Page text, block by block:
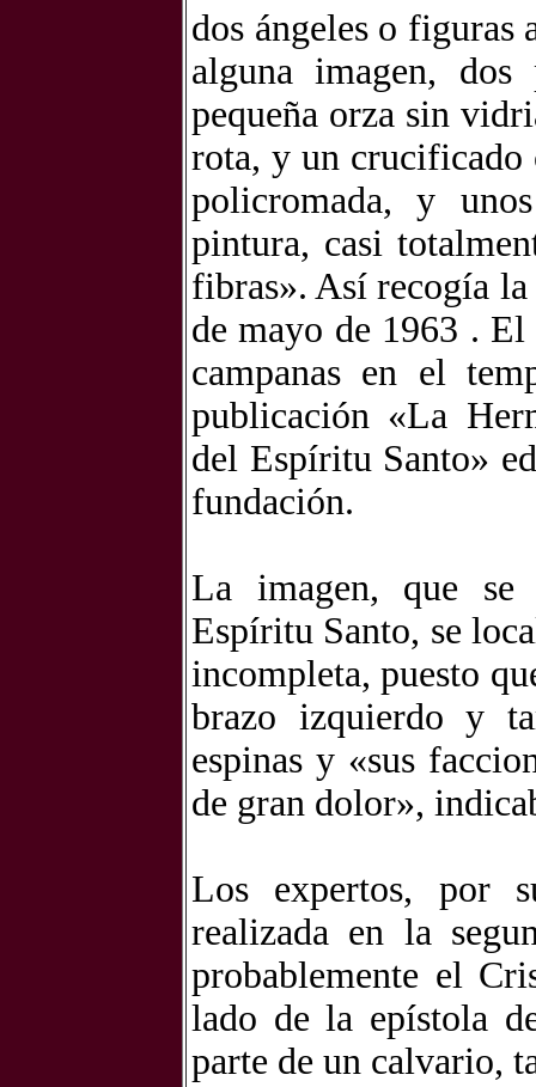
dos ángeles o figuras
alguna imagen,
pequeña orza sin
rota, y un crucificado
policromada, y
pintura, casi
fibras». Así recogía
de mayo de 1963 .
campanas en el
publicación «La
del Espíritu Santo»
fundación.
La imagen, que se
Espíritu Santo, se
incompleta, puesto
brazo izquierdo y
espinas y «sus
de gran dolor»,
Los expertos, por
realizada en la
probablemente el
lado de la epístola
parte de un calvario,